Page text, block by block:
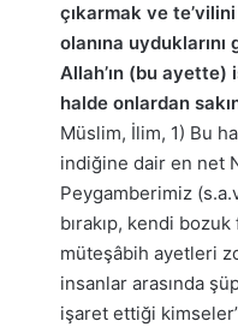
çıkarmak ve
olanına
Allah’ın (bu
halde onlardan
Müslim, İlim, 1) Bu
indiğine dair en net
Peygamberimiz
bırakıp, kendi
müteşâbih ayetleri
insanlar arasında
işaret ettiği